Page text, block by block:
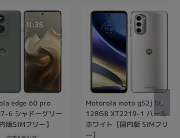
edge 60 pro
6 シャドーグリー
版SIMフリー】
Motorola moto g52j 5G
128GB XT2219-1 パール
ホワイト【国内版 SIMフリ
ー】